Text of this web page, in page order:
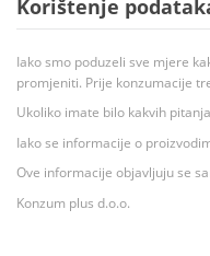
Korištenje
Iako smo poduzeli sve mjere
promjeniti. Prije konzumacije
Ukoliko imate bilo kakvih
Iako se informacije o
Ove informacije objavljuju se
Konzum plus d.o.o.